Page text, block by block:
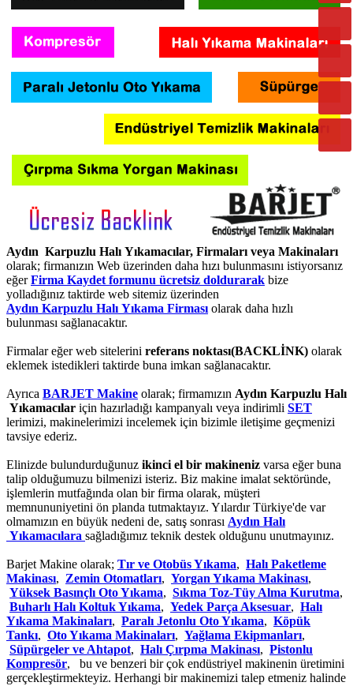
Aydın Karpuzlu Halı Yıkamacılar, Firmaları veya Makinaları
olarak; firmanızın Web üzerinden daha hızı bulunmasını istiyorsanız
eğerFirma Kaydet formunu ücretsiz doldurarak bize
yolladığınız taktirde web sitemiz üzerinden
Aydın Karpuzlu Halı Yıkama Firmasıolarak daha hızlı
bulunması sağlanacaktır.
Firmalar eğer web sitelerini referans noktası(BACKLİNK) olarak
eklemek istedikleri taktirde buna imkan sağlanacaktır.
Ayrıca BARJET Makine olarak; firmamızın Aydın Karpuzlu Halı
Yıkamacılar için hazırladığı kampanyalı veya indirimli SET
lerimizi, makinelerimizi incelemek için bizimle iletişime geçmenizi
tavsiye ederiz.
Elinizde bulundurduğunuz ikinci el bir makineniz varsa eğer buna
talip olduğumuzu bilmenizi isteriz. Biz makine imalat sektöründe,
işlemlerin mutfağında olan bir firma olarak, müşteri
memnununiyetini ön planda tutmaktayız. Yılardır Türkiye'de var
olmamızın en büyük nedeni de, satış sonrası Aydın Halı
Yıkamacılara sağladığımız teknik destek olduğunu unutmayınız.
Barjet Makine olarak; Tır ve Otobüs Yıkama, Halı Paketleme
Makinası, Zemin Otomatları, Yorgan Yıkama Makinası,
Yüksek Basınçlı Oto Yıkama, Sıkma Toz-Tüy Alma Kurutma,
Buharlı Halı Koltuk Yıkama, Yedek Parça Aksesuar, Halı
Yıkama Makinaları, Paralı Jetonlu Oto Yıkama, Köpük
Tankı, Oto Yıkama Makinaları, Yağlama Ekipmanları,
Süpürgeler ve Ahtapot, Halı Çırpma Makinası, Pistonlu
Kompresör, bu ve benzeri bir çok endüstriyel makinenin üretimini
gerçekleştirmekteyiz. Herhangi bir makinemizi talep etmeniz halinde